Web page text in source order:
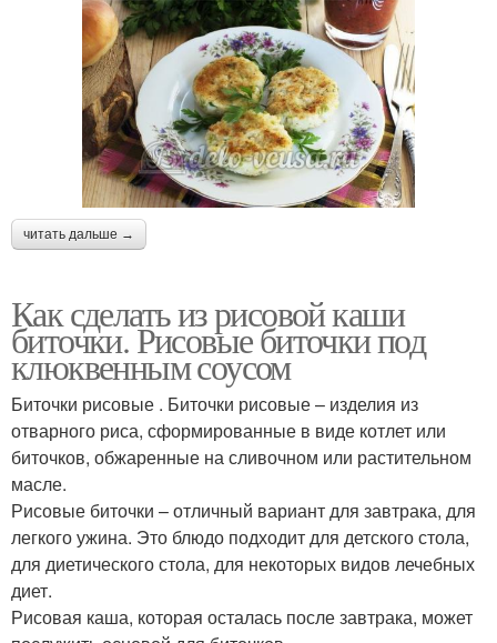
читать дальше →
Как сделать из рисовой каши
биточки. Рисовые биточки под
клюквенным соусом
Биточки рисовые . Биточки рисовые – изделия из
отварного риса, сформированные в виде котлет или
биточков, обжаренные на сливочном или растительном
масле.
Рисовые биточки – отличный вариант для завтрака, для
легкого ужина. Это блюдо подходит для детского стола,
для диетического стола, для некоторых видов лечебных
диет.
Рисовая каша, которая осталась после завтрака, может